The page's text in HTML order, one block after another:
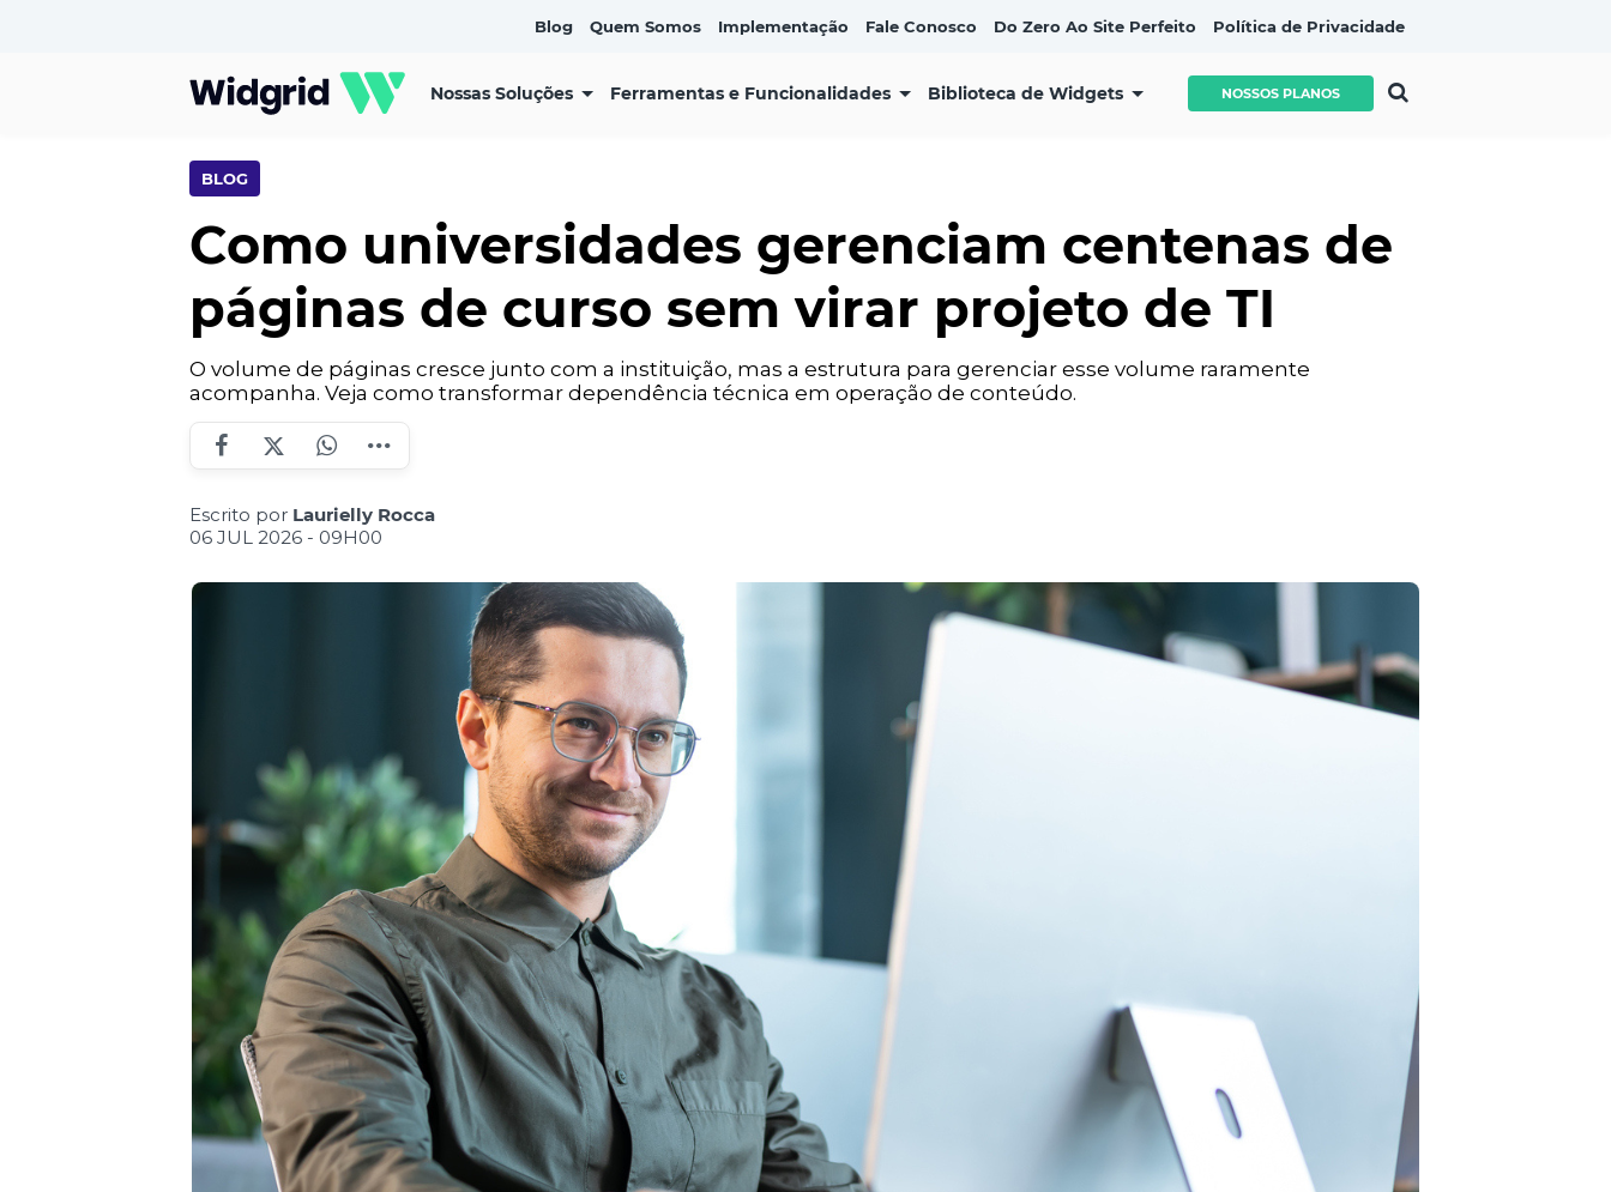
Blog Quem Somos Implementação Fale Conosco Do Zero Ao Site Perfeito Política de Privacidade
Nossas Soluções Ferramentas e Funcionalidades Biblioteca de Widgets NOSSOS PLANOS
BLOG
Como universidades gerenciam centenas de
páginas de curso sem virar projeto de TI
O volume de páginas cresce junto com a instituição, mas a estrutura para gerenciar esse volume raramente
acompanha. Veja como transformar dependência técnica em operação de conteúdo.
Escrito por Laurielly Rocca
06 JUL 2026 - 09H00